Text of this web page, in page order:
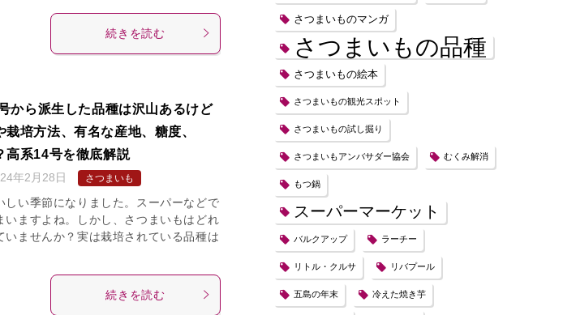
続きを読む
から派生した品種は沢山あるけど
培方法、有名な産地、糖度、
高系14号を徹底解説
年2月28日 さつまいも
い季節になりました。スーパーなどで
いますよね。しかし、さつまいもはどれ
ませんか？実は栽培されている品種は
続きを読む
さつまいものマンガ
さつまいもの品種
さつまいもの絵本
さつまいもの観光スポット
さつまいもの試し掘り
さつまいもアンバサダー協会 むくみ解消
もつ鍋
スーパーマーケット
バルクアップ ラーチー
リトル・クルサ リバプール
五島の年末 冷えた焼き芋